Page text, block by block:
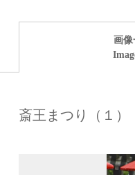
画像
斎王まつり（１）